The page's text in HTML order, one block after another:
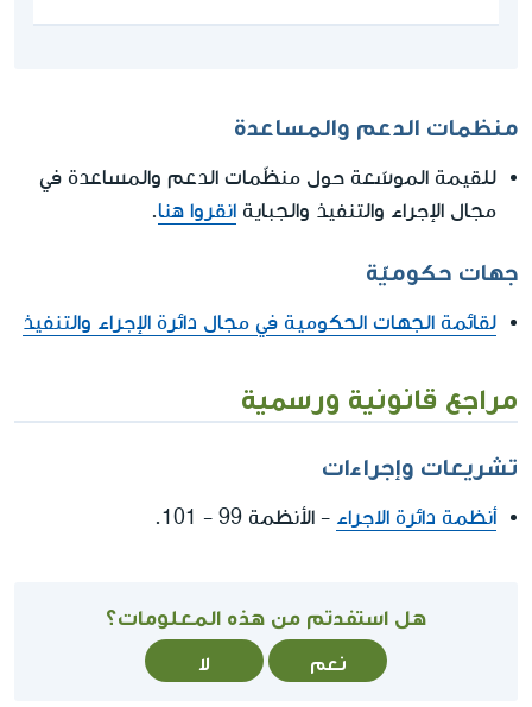
منظمات الدعم والمساعدة
للقيمة الموسّعة حول منظّمات الدعم والمساعدة في
مجال الإجراء والتنفيذ والجباية انقروا هنا.
جهات حكوميّة
لقائمة الجهات الحكومية في مجال دائرة الإجراء والتنفيذ
مراجع قانونية ورسمية
تشريعات وإجراءات
أنظمة دائرة الاجراء - الأنظمة 99 - 101.
هل استفدتم من هذه المعلومات؟
نعم لا